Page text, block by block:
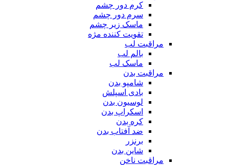
کرم دور چشم
سرم دور چشم
ماسک زیر چشم
تقویت کننده مژه
مراقبت لب
بالم لب
ماسک لب
مراقبت بدن
شامپو بدن
بادی اسپلش
لوسیون بدن
اسکراپ بدن
کره بدن
ضد آفتاب بدن
برنزر
شاین بدن
مراقبت ناخن